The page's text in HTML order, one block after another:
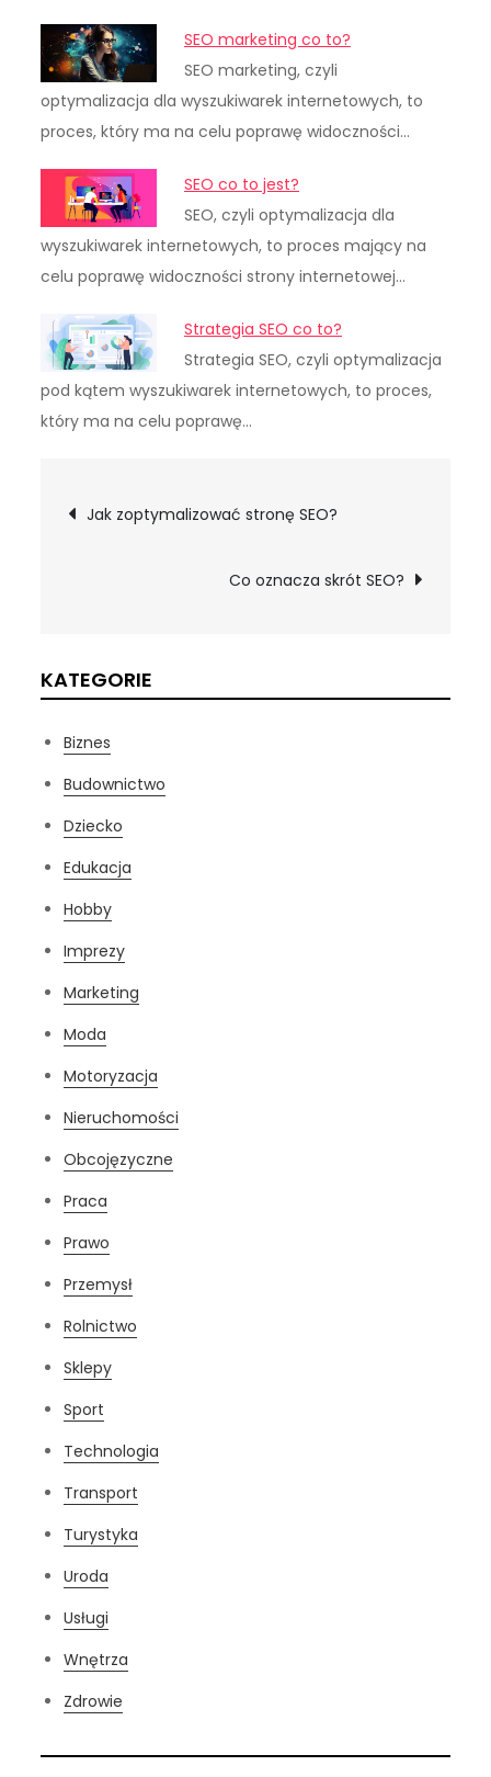
SEO marketing co to?
SEO marketing, czyli
optymalizacja dla wyszukiwarek internetowych, to
proces, który ma na celu poprawę widoczności…
SEO co to jest?
SEO, czyli optymalizacja dla
wyszukiwarek internetowych, to proces mający na
celu poprawę widoczności strony internetowej…
Strategia SEO co to?
Strategia SEO, czyli optymalizacja
pod kątem wyszukiwarek internetowych, to proces,
który ma na celu poprawę…
Nawigacja
Jak zoptymalizować stronę SEO?
Co oznacza skrót SEO?
KATEGORIE
Biznes
Budownictwo
Dziecko
Edukacja
Hobby
Imprezy
Marketing
Moda
Motoryzacja
Nieruchomości
Obcojęzyczne
Praca
Prawo
Przemysł
Rolnictwo
Sklepy
Sport
Technologia
Transport
Turystyka
Uroda
Usługi
Wnętrza
Zdrowie